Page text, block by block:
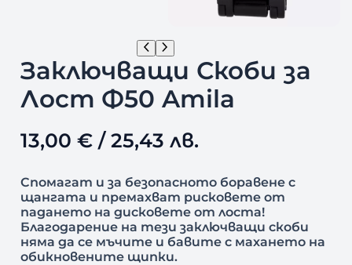
Заключващи Скоби за
Лост Ф50 Amila
13,00 €/ 25,43 лв.
Спомагат и за безопасното боравене с
щангата и премахват рисковете от
падането на дисковете от лоста!
Благодарение на тези заключващи скоби
няма да се мъчите и бавите с махането на
обикновените щипки.